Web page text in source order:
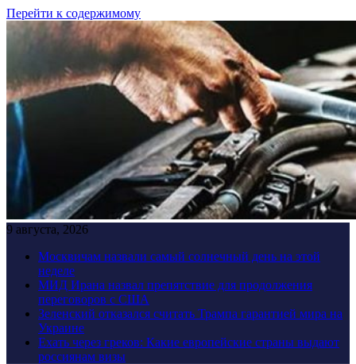
Перейти к содержимому
9 августа, 2026
Москвичам назвали самый солнечный день на этой
неделе
МИД Ирана назвал препятствие для продолжения
переговоров с США
Зеленский отказался считать Трампа гарантией мира на
Украине
Ехать через греков: Какие европейские страны выдают
россиянам визы